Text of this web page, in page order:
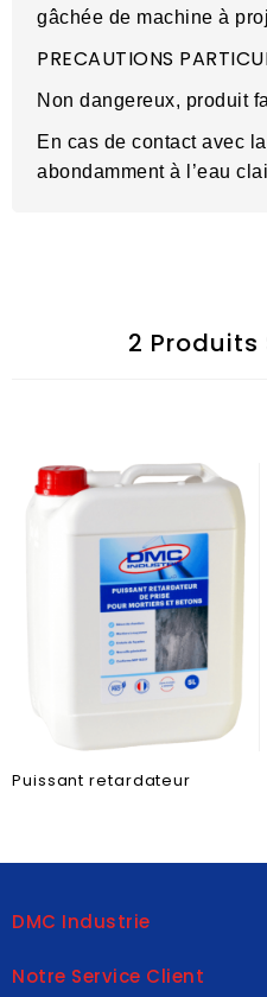
gâchée de machine à
PRECAUTIONS
Non dangereux, produit
En cas de contact avec
abondamment à l’eau
2 Produits
Puissant retardateur
DMC Industrie
Notre Service Client